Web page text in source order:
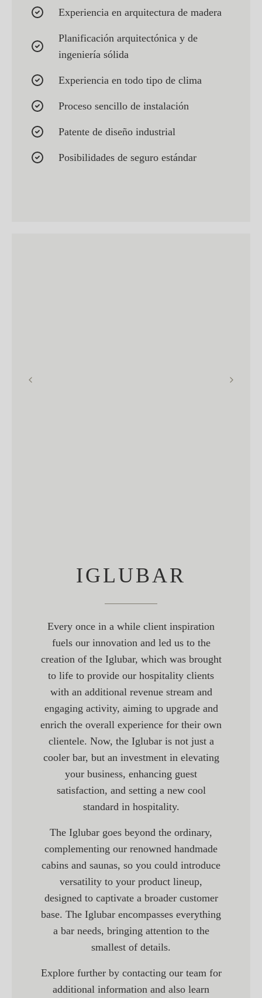
Experiencia en arquitectura de madera
Planificación arquitectónica y de
ingeniería sólida
Experiencia en todo tipo de clima
Proceso sencillo de instalación
Patente de diseño industrial
Posibilidades de seguro estándar
IGLUBAR
Every once in a while client inspiration
fuels our innovation and led us to the
creation of the Iglubar, which was brought
to life to provide our hospitality clients
with an additional revenue stream and
engaging activity, aiming to upgrade and
enrich the overall experience for their own
clientele. Now, the Iglubar is not just a
cooler bar, but an investment in elevating
your business, enhancing guest
satisfaction, and setting a new cool
standard in hospitality.
The Iglubar goes beyond the ordinary,
complementing our renowned handmade
cabins and saunas, so you could introduce
versatility to your product lineup,
designed to captivate a broader customer
base. The Iglubar encompasses everything
a bar needs, bringing attention to the
smallest of details.
Explore further by contacting our team for
additional information and also learn